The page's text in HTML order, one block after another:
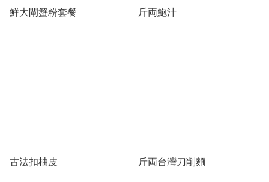
鮮大閘蟹粉套餐 斤両鮑汁
古法扣柚皮 斤両台灣刀削麵